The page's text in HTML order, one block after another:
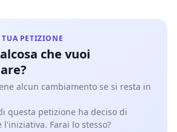
PETIZIONE
che vuoi
alcun cambiamento se si resta in
questa petizione ha deciso di
l'iniziativa. Farai lo stesso?